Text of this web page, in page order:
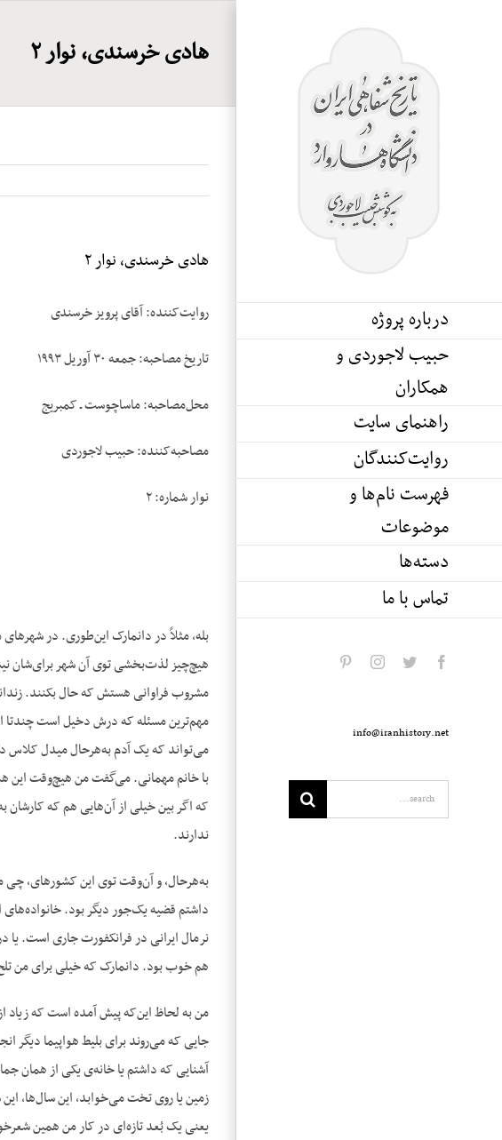
درباره پروژه
حبیب لاجوردی و
همکاران
راهنمای سایت
روایت‌کنندگان
فهرست نام‌ها و
موضوعات
دسته‌ها
تماس با ما
facebook
twitter
instagram
info@iranhistory.net
هادی خرسندی، نوار ۲
هادی خرسندی، نوار ۲
روایت‌کننده: آقای پرویز خرسندی
تاریخ مصاحبه: جمعه ۳۰ آوریل ۱۹۹۳
محل‌مصاحبه: ماساچوست ـ کمبریج
مصاحبه‌کننده: حبیب لاجوردی
نوار شماره: ۲
بله، مثلاً در دانمارک این‌طوری. در
هیچ‌چیز لذت‌بخشی توی آن شهر برای‌شان
مشروب فراوانی هستش که حال بکنند.
مهم‌ترین مسئله که درش دخیل است چندتا
می‌تواند که یک آدم به‌هرحال میدل کلاس
با خانم مهمانی. می‌گفت من هیچ‌وقت این
که اگر بین خیلی از آن‌هایی هم که کارشان
ندارند.
به‌هرحال، و آن‌وقت توی این کشورهای، چی
داشتم قضیه یک‌جور دیگر بود.
نرمال ایرانی در فرانکفورت جاری است.
هم خوب بود. دانمارک که خیلی برای من
من به لحاظ این‌که پیش آمده است که زیاد
جایی که می‌روند برای بلیط هواپیما دیگر
آشنایی که داشتم یا خانه‌ی یکی از همان
زمین یا روی تخت می‌خوابد، این سال‌ها،
یعنی یک بُعد تازه‌ای در کار من همین